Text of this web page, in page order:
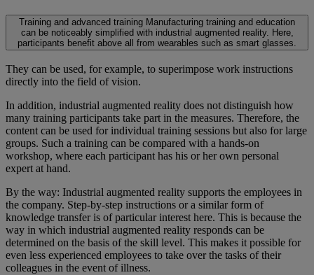
Training and advanced training Manufacturing training and education
can be noticeably simplified with industrial augmented reality. Here,
participants benefit above all from wearables such as smart glasses.
They can be used, for example, to superimpose work instructions
directly into the field of vision.
In addition, industrial augmented reality does not distinguish how
many training participants take part in the measures. Therefore, the
content can be used for individual training sessions but also for large
groups. Such a training can be compared with a hands-on
workshop, where each participant has his or her own personal
expert at hand.
By the way: Industrial augmented reality supports the employees in
the company. Step-by-step instructions or a similar form of
knowledge transfer is of particular interest here. This is because the
way in which industrial augmented reality responds can be
determined on the basis of the skill level. This makes it possible for
even less experienced employees to take over the tasks of their
colleagues in the event of illness.